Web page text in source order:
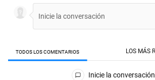
TODOS LOS COMENTARIOS LOS MÁS
Todos los comentarios
Inicie la conversación